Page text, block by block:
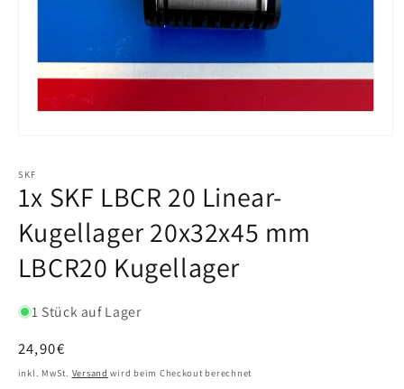
SKF
1x SKF LBCR 20 Linear-
Kugellager 20x32x45 mm
LBCR20 Kugellager
1 Stück auf Lager
Normaler
Preis
24,90€
inkl. MwSt. Versand wird beim Checkout berechnet